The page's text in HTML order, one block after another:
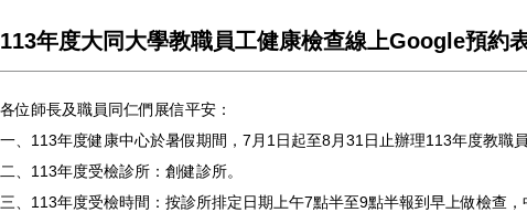
113年度大同大學教職員工健康檢查線上Google預約
各位師長及職員同仁們展信平安：
一、113年度健康中心於暑假期間，7月1日起至8月31日止辦理113年度教職員
二、113年度受檢診所：創健診所。
三、113年度受檢時間：按診所排定日期上午7點半至9點半報到早上做檢查